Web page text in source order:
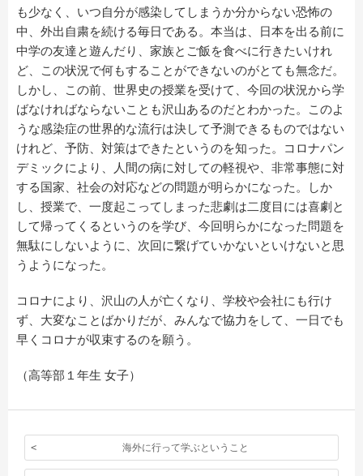
も少なく、いつ自分が感染してしまうか分からない恐怖の
中、外出自粛を続ける毎日である。本当は、日本を出る前に
中学の友達と遊んだり、家族とご飯を食べに行きたいけれ
ど、この状況で何もすることができないのがとても無念だ。
しかし、この前、世界史の授業を受けて、今回の状況から学
ばなければならないことも沢山あるのだとわかった。このよ
うな感染症の世界的な流行は決して予測できるものではない
けれど、予防、対策はできたというのを知った。コロナパン
デミックにより、人間の病に対しての軽視や、非常事態に対
する国家、社会の対応などの問題が明らかになった。しか
し、授業で、一度起こってしまった悲劇は二度目には喜劇と
して帰ってくるというのを学び、今回明らかになった問題を
無駄にしないように、次回に繋げていかないといけないと思
うようになった。
コロナにより、沢山の人が亡くなり、学校や会社にも行け
ず、大変なことばかりだが、みんなで協力をして、一日でも
早くコロナが収束するのを願う。
（高等部１年生 女子）
海外に行って学ぶということ